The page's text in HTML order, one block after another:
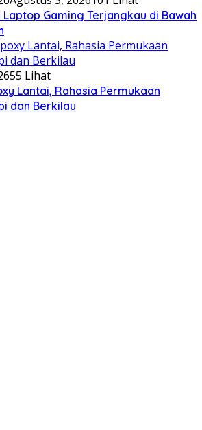
Gaming Terjangkau di Bawah
55 Lihat
Lantai, Rahasia Permukaan
dan Berkilau